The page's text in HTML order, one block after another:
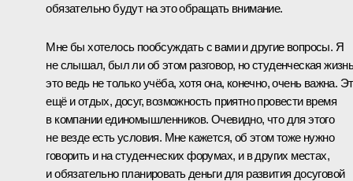
обязательно будут на это обращать внимание.
Мне бы хотелось пообсуждать с вами и другие вопросы. Я
не слышал, был ли об этом разговор, но студенческая
это ведь не только учёба, хотя она, конечно, очень важна.
ещё и отдых, досуг, возможность приятно провести время
в компании единомышленников. Очевидно, что для этого
не везде есть условия. Мне кажется, об этом тоже нужно
говорить и на студенческих форумах, и в других местах,
и обязательно планировать деньги для развития досуговой